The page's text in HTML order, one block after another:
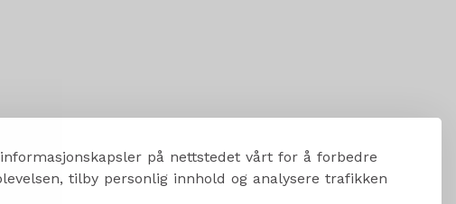
på nettstedet vårt for å forbedre
tilby personlig innhold og analysere trafikken